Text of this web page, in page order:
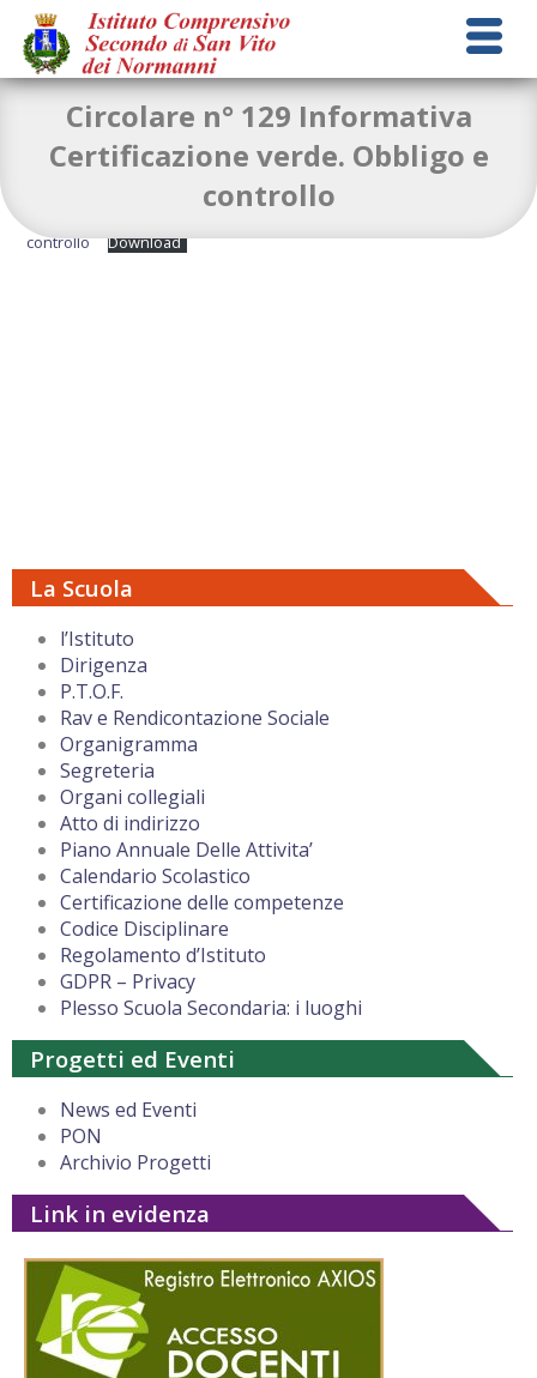
La Scuola
l’Istituto
Dirigenza
P.T.O.F.
Rav e Rendicontazione Sociale
Organigramma
Segreteria
Organi collegiali
Atto di indirizzo
Piano Annuale Delle Attivita’
Calendario Scolastico
Certificazione delle competenze
Codice Disciplinare
Regolamento d’Istituto
GDPR – Privacy
Plesso Scuola Secondaria: i luoghi
Progetti ed Eventi
News ed Eventi
PON
Archivio Progetti
Link in evidenza
Circolare n° 129 Informativa
Certificazione verde. Obbligo e
controllo
controllo
Download